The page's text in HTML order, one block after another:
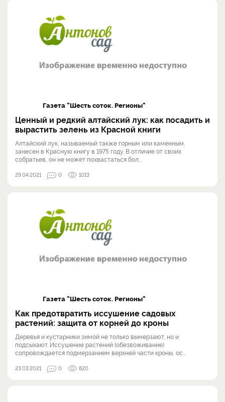
Газета "Шесть соток. Регионы"
Ценный и редкий алтайский лук: как посадить и
вырастить зелень из Красной книги
Алтайский лук, называемый также горным или каменным,
занесен в Красную книгу в 1975 году. В отличие от своих
собратьев, он не может похвастаться бол...
29.04.2021 0 1013
Газета "Шесть соток. Регионы"
Как предотвратить иссушение садовых
растений: защита от корней до кроны
Деревья и кустарники зимой не только вымерзают, но и
подсыхают. Иссушение растений (обезвоживание)
сопровождается подмерзанием верхней части кроны, ос...
23.03.2021 0 820